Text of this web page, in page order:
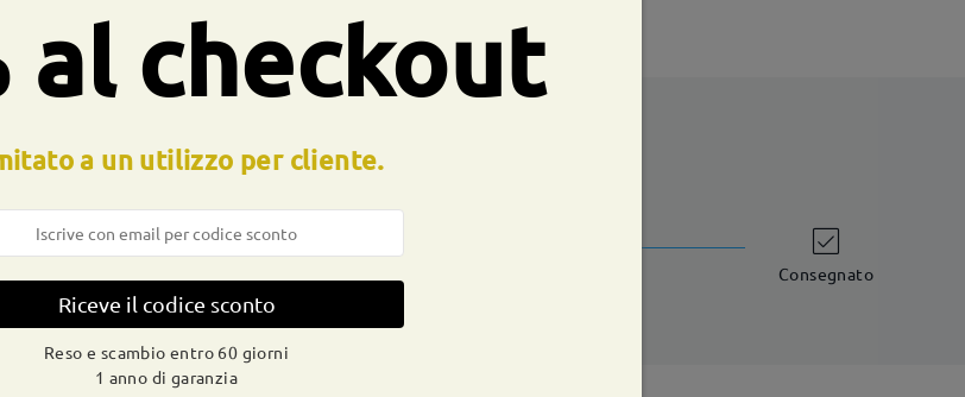
CONSEGNA
Consegnato
al checkout
a un utilizzo per cliente.
Riceve il codice sconto
Reso e scambio entro 60 giorni
1 anno di garanzia